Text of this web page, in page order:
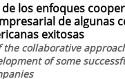
los enfoques
de algunas
exitosas
the collaborative
of some